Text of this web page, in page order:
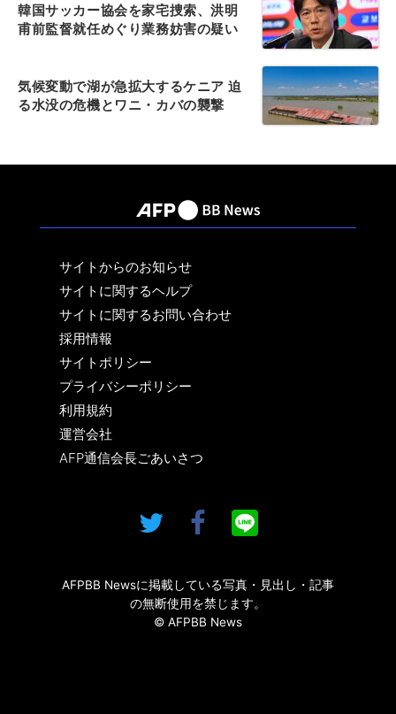
韓国サッカー協会を家宅捜索、洪明
甫前監督就任めぐり業務妨害の疑い
気候変動で湖が急拡大するケニア 迫
る水没の危機とワニ・カバの襲撃
サイトからのお知らせ
サイトに関するヘルプ
サイトに関するお問い合わせ
採用情報
サイトポリシー
プライバシーポリシー
利用規約
運営会社
AFP通信会長ごあいさつ
AFPBB Newsに掲載している写真・見出し・記事
の無断使用を禁じます。
© AFPBB News